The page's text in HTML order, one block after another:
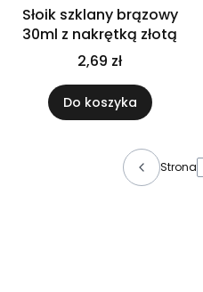
Słoik szklany brązowy
30ml z nakrętką złotą
2,69 zł
Do koszyka
Strona